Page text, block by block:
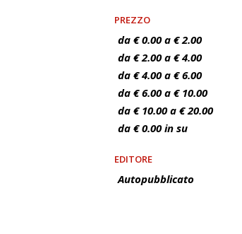
PREZZO
da € 0.00 a € 2.00
da € 2.00 a € 4.00
da € 4.00 a € 6.00
da € 6.00 a € 10.00
da € 10.00 a € 20.00
da € 0.00 in su
EDITORE
Autopubblicato